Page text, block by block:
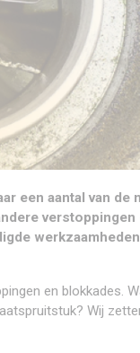
een aantal van de
verstoppingen
en blokkades.
Wij